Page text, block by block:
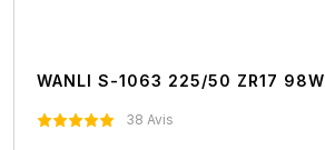
WANLI S-1063 225/50 ZR17 98W
38 Avis